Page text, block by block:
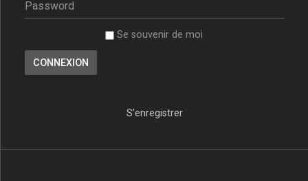
Se souvenir de moi
S’enregistrer